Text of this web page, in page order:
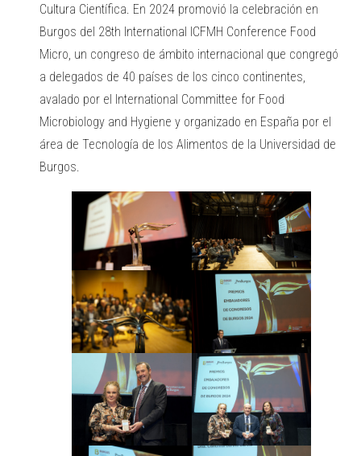
Cultura Científica. En 2024 promovió la celebración en
Burgos del 28th International ICFMH Conference Food
Micro, un congreso de ámbito internacional que congregó
a delegados de 40 países de los cinco continentes,
avalado por el International Committee for Food
Microbiology and Hygiene y organizado en España por el
área de Tecnología de los Alimentos de la Universidad de
Burgos.